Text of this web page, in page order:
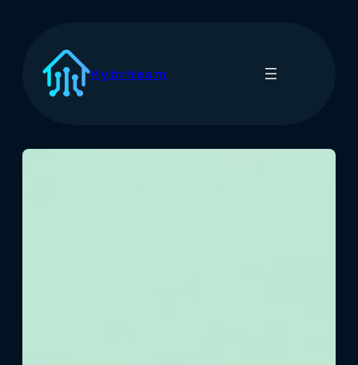
Hybriteam